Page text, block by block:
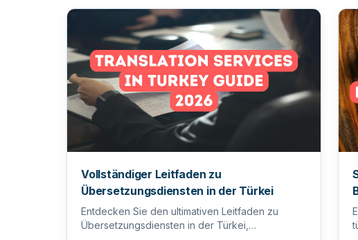
Vollständiger Leitfaden zu
Übersetzungsdiensten in der Türkei
Entdecken Sie den ultimativen Leitfaden zu
Übersetzungsdiensten in der Türkei,